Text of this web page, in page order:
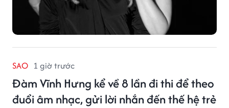
SAO 1 giờ trước
Đàm Vĩnh Hưng kể về 8 lần đi thi để theo
đuổi âm nhạc, gửi lời nhắn đến thế hệ trẻ